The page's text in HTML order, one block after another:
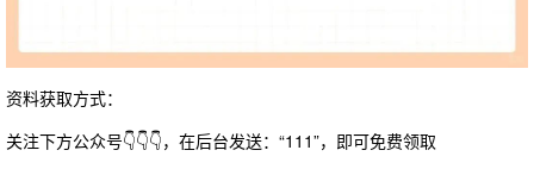
资料获取方式：
关注下方公众号👇👇👇，在后台发送：“111”，即可免费领取